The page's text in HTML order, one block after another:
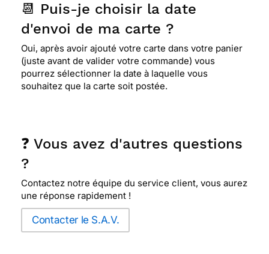
📆 Puis-je choisir la date
d'envoi de ma carte ?
Oui, après avoir ajouté votre carte dans votre panier
(juste avant de valider votre commande) vous
pourrez sélectionner la date à laquelle vous
souhaitez que la carte soit postée.
❓ Vous avez d'autres questions
?
Contactez notre équipe du service client, vous aurez
une réponse rapidement !
Contacter le S.A.V.